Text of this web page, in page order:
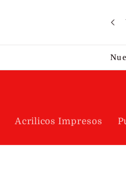
Acrilicos Impresos